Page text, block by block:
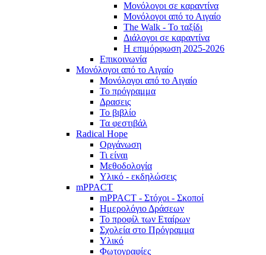
Μονόλογοι σε καραντίνα
Μονόλογοι από το Αιγαίο
The Walk - Το ταξίδι
Διάλογοι σε καραντίνα
Η επιμόρφωση 2025-2026
Επικοινωνία
Μονόλογοι από το Αιγαίο
Μονόλογοι από το Αιγαίο
Το πρόγραμμα
Δρασεις
Το βιβλίο
Τα φεστιβάλ
Radical Hope
Οργάνωση
Τι είναι
Μεθοδολογία
Υλικό - εκδηλώσεις
mPPACT
mPPACT - Στόχοι - Σκοποί
Ημερολόγιο Δράσεων
Το προφίλ των Εταίρων
Σχολεία στο Πρόγραμμα
Υλικό
Φωτογραφίες